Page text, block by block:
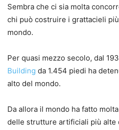
Sembra che ci sia molta
chi può costruire i grattacieli
mondo.
Per quasi mezzo secolo, dal
Building da 1.454 piedi ha
alto del mondo.
Da allora il mondo ha fatto
delle strutture artificiali più alte